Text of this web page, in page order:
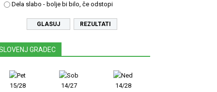
Dela slabo - bolje bi bilo, če odstopi
REZULTATI
GRADEC
15/28 14/27 14/28